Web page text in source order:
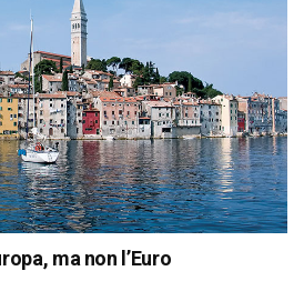
ma non l’Euro